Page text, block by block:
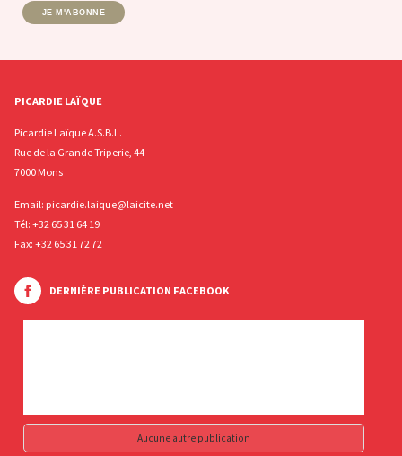
JE M'ABONNE
PICARDIE LAÏQUE
Picardie Laïque A.S.B.L.
Rue de la Grande Triperie, 44
7000 Mons
Email: picardie.laique@laicite.net
Tél: +32 65 31 64 19
Fax: +32 65 31 72 72
DERNIÈRE PUBLICATION FACEBOOK
Aucune autre publication